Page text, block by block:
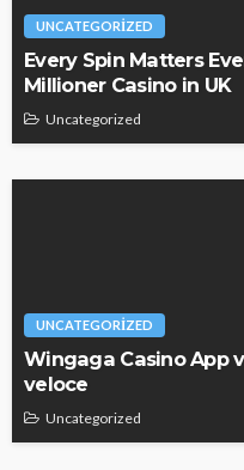
UNCATEGORIZED
Every Spin Matters
Millioner Casino in UK
Uncategorized
UNCATEGORIZED
Wingaga Casino App
veloce
Uncategorized